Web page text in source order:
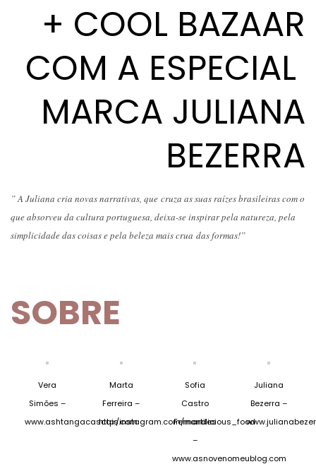
+ COOL BAZAAR
COM A ESPECIAL
MARCA JULIANA
BEZERRA
” A Juliana cria novas narrativas, que cruza as suas raízes brasileiras com o
que absorveu da cultura portuguesa, deixa-se inspirar pela natureza, pela
simplicidade das coisas e pela beleza mais crua das formas!”
SOBRE
Vera
Simões –
www.ashtangacascais.com
Marta
Ferreira –
http:/instagram.com/martilicious_food
Sofia
Castro
Fernandes
–
www.asnovenomeublog.com
Juliana
Bezerra –